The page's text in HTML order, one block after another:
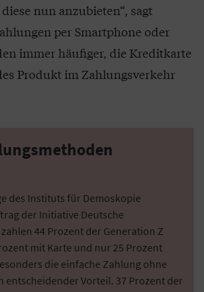
nun anzubieten“, sagt
per Smartphone oder
immer häufiger, die Kreditkarte
Produkt im Zahlungsverkehr
des Instituts für Demoskopie
der Initiative Deutsche
44 Prozent der Generation Z
mit Karte und nur 25 Prozent
die einfache Zahlung ohne
entscheidender Vorteil. 37 Prozent der